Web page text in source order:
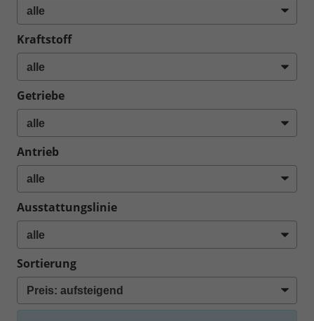
Kraftstoff
Getriebe
Antrieb
Ausstattungslinie
Sortierung